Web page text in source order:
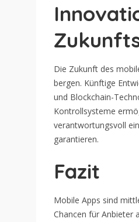
Die Zukunft des
bergen. Künftige
und Blockchain-
Kontrollsysteme
verantwortungsvoll
garantieren.
Fazit
Mobile Apps sind
Chancen für Anbieter